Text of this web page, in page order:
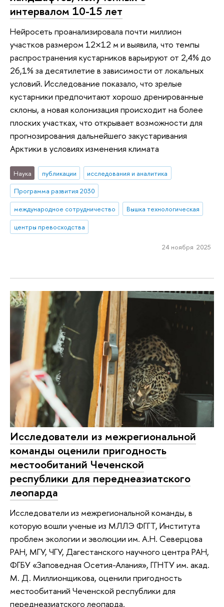
интервалом 10-15 лет
Нейросеть проанализировала почти миллион
участков размером 12×12 м и выявила, что темпы
распространения кустарников варьируют от 2,4% до
26,1% за десятилетие в зависимости от локальных
условий. Исследование показало, что зрелые
кустарники предпочитают хорошо дренированные
склоны, а новая колонизация происходит на более
плоских участках, что открывает возможности для
прогнозирования дальнейшего закустаривания
Арктики в условиях изменения климата
Наука публикации
исследования и аналитика
Программа развития 2030
международное сотрудничество
Вышка технологическая
центры превосходства
24 ноября 2025
Исследователи из межрегиональной
команды оценили пригодность
местообитаний Чеченской
республики для переднеазиатского
леопарда
Исследователи из межрегиональной команды, в
которую вошли ученые из МЛЛЭ ФГГТ, Института
проблем экологии и эволюции им. А.Н. Северцова
РАН, МГУ, ЧГУ, Дагестанского научного центра РАН,
ФГБУ «Заповедная Осетия-Алания», ГГНТУ им. акад.
М. Д. Миллионщикова, оценили пригодность
местообитаний Чеченской республики для
переднеазиатского леопарда.